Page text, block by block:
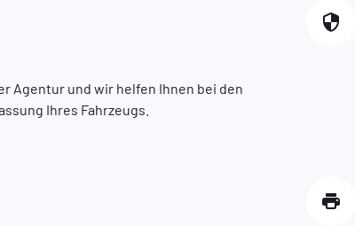
Agentur und wir helfen Ihnen bei den
Ihres Fahrzeugs.